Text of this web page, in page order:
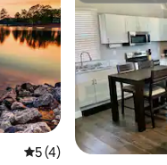
Calificación promedio:
5 (4)